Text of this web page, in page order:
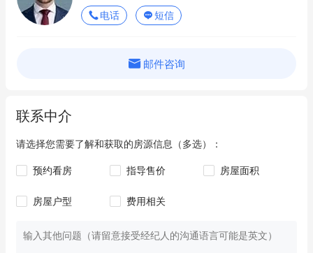
Pyrmont Bay
电话
短信
邮件咨询
联系中介
请选择您需要了解和获取的房源信息（多选）：
预约看房 指导售价 房屋面积
房屋户型 费用相关